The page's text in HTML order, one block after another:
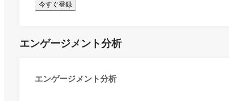
今すぐ登録
エンゲージメント分析
エンゲージメント分析